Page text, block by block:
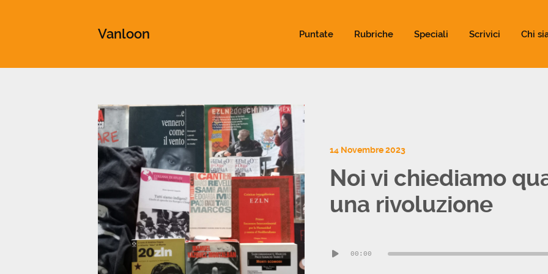
Vanloon Puntate Rubriche Speciali Scrivici Chi
14 Novembre 2023
Noi vi chiediamo
una rivoluzione
Player00:00